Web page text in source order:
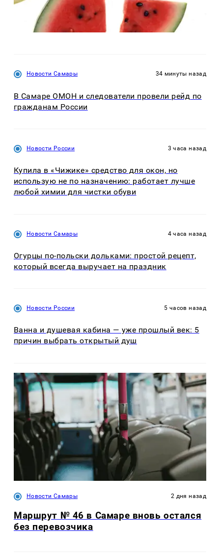
Новости Самары 34 минуты назад
В Самаре ОМОН и следователи провели рейд по
гражданам России
Новости России 3 часа назад
Купила в «Чижике» средство для окон, но
использую не по назначению: работает лучше
любой химии для чистки обуви
Новости Самары 4 часа назад
Огурцы по‑польски дольками: простой рецепт,
который всегда выручает на праздник
Новости России 5 часов назад
Ванна и душевая кабина — уже прошлый век: 5
причин выбрать открытый душ
Новости Самары 2 дня назад
Маршрут № 46 в Самаре вновь остался
без перевозчика